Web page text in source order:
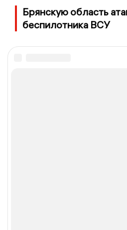
Брянскую область
беспилотника ВСУ